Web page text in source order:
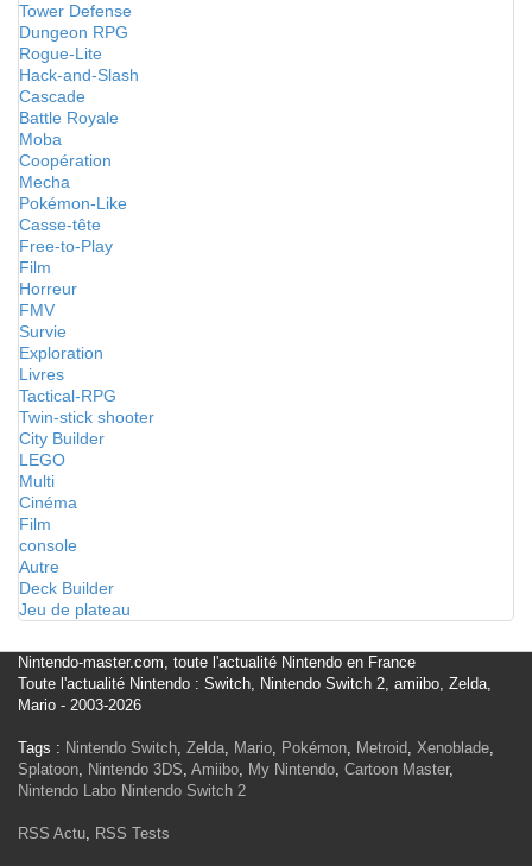
Tower Defense
Dungeon RPG
Rogue-Lite
Hack-and-Slash
Cascade
Battle Royale
Moba
Coopération
Mecha
Pokémon-Like
Casse-tête
Free-to-Play
Film
Horreur
FMV
Survie
Exploration
Livres
Tactical-RPG
Twin-stick shooter
City Builder
LEGO
Multi
Cinéma
Film
console
Autre
Deck Builder
Jeu de plateau
Nintendo-master.com, toute l'actualité Nintendo en France
Toute l'actualité Nintendo : Switch, Nintendo Switch 2, amiibo, Zelda,
Mario - 2003-2026
Tags : Nintendo Switch, Zelda, Mario, Pokémon, Metroid, Xenoblade,
Splatoon, Nintendo 3DS, Amiibo, My Nintendo, Cartoon Master,
Nintendo Labo Nintendo Switch 2
RSS Actu, RSS Tests